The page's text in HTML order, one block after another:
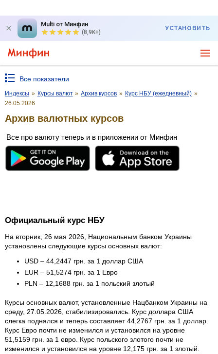
Multi от Минфин
(8,9K+)
УСТАНОВИТЬ
Все показатели
Индексы » Курсы валют » Архив курсов » Курс НБУ (ежедневный) »
26.05.2026
Архив валютных курсов
Все про валюту теперь и в приложении от Минфин
Официальный курс НБУ
На вторник, 26 мая 2026, Национальным банком Украины
установлены следующие курсы основных валют:
USD – 44,2447 грн. за 1 доллар США
EUR – 51,5274 грн. за 1 Евро
PLN – 12,1688 грн. за 1 польский злотый
Курсы основных валют, установленные Нацбанком Украины на
среду, 27.05.2026, стабилизировались. Курс доллара США
слегка поднялся и теперь составляет 44,2767 грн. за 1 доллар.
Курс Евро почти не изменился и установился на уровне
51,5159 грн. за 1 евро. Курс польского злотого почти не
изменился и установился на уровне 12,175 грн. за 1 злотый.